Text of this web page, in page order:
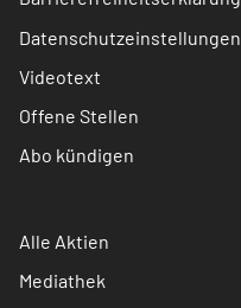
Datenschutzeinstellungen
Videotext
Offene Stellen
Abo kündigen
Alle Aktien
Mediathek